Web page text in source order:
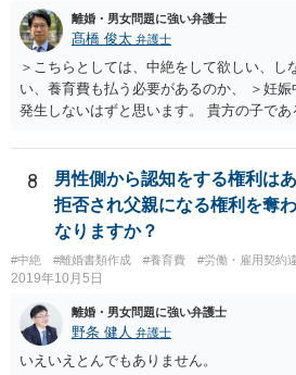
離婚・男女問題に強い弁護士
髙橋 俊太 弁護士
＞こちらとしては、中絶をして欲しい、し
い、養育費も払う必要があるのか、 ＞妊
発生しないはずと思います。 貴方の子で
すが、仮に貴方の子であれば、認知はせざ
務も生じることになります。なお、妊娠
に話し合って養育費の取り決めをしてお
胎児を代理して）養育費を請求することは
8
男性側から認知をする権利は
拒否され父親になる権利を奪
なりますか？
#中絶 #離婚書類作成 #養育費 #労働・雇用契約
2019年10月5日
離婚・男女問題に強い弁護士
野条 健人 弁護士
いえいえとんでもありません。